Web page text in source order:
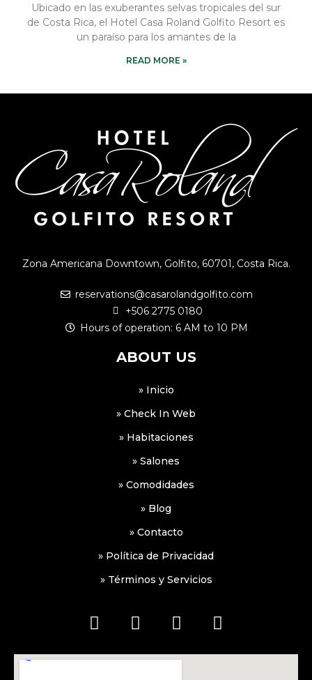
Ubicado en las exuberantes selvas tropicales del sur
de Costa Rica, el Hotel Casa Roland Golfito Resort es
un paraíso para los amantes de la
READ MORE »
Zona Americana Downtown, Golfito, 60701, Costa Rica.
reservations@casarolandgolfito.com
+506 2775 0180
Hours of operation: 6 AM to 10 PM
ABOUT US
» Inicio
» Check In Web
» Habitaciones
» Salones
» Comodidades
» Blog
» Contacto
» Política de Privacidad
» Términos y Servicios
F
a
e
I
n
t
W
h
t
W
a